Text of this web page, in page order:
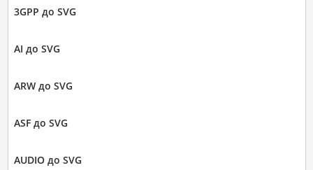
3GPP до SVG
AI до SVG
ARW до SVG
ASF до SVG
AUDIO до SVG